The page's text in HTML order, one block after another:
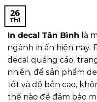
26
Th1
In decal Tân Bình là
ngành in ấn hiện nay.
decal quảng cáo,
nhiên, để sản phẩm
tốt và độ bền cao,
thế nào để đảm bảo